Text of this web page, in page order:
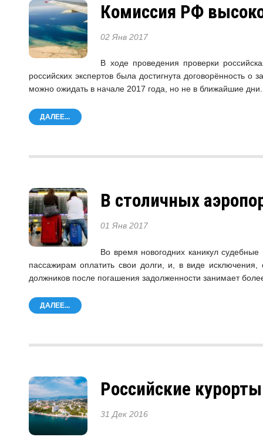
Комиссия РФ высоко
02 Янв 2017
В ходе проведения проверки
российских экспертов была достигнута договорённость
можно ожидать в начале 2017 года, но не в ближайшие дни.
ДАЛЕЕ...
В столичных
01 Янв 2017
Во время новогодних каникул
пассажирам оплатить свои долги, и, в виде
должников после погашения задолженности занимает
ДАЛЕЕ...
Российские
31 Дек 2016